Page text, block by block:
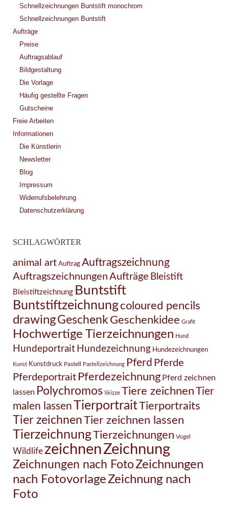
Schnellzeichnungen Buntstift monochrom
Schnellzeichnungen Buntstift
Aufträge
Preise
Auftragsablauf
Bildgestaltung
Die Vorlage
Häufig gestellte Fragen
Gutscheine
Freie Arbeiten
Informationen
Die Künstlerin
Newsletter
Blog
Impressum
Widerrufsbelehrung
Datenschutzerklärung
SCHLAGWÖRTER
animal art Auftrag Auftragszeichnung
Auftragszeichnungen Aufträge Bleistift
Bleistiftzeichnung Buntstift
Buntstiftzeichnungcoloured pencils
drawingGeschenk Geschenkidee Grafit
Hochwertige Tierzeichnungen Hund
Hundeportrait Hundezeichnung Hundezeichnungen
Kunst Kunstdruck Pastell Pastellzeichnung Pferd Pferde
Pferdeportrait Pferdezeichnung Pferd zeichnen
lassen Polychromos Skizze Tiere zeichnenTier
malen lassenTierportraitTierportraits
Tier zeichnenTier zeichnen lassen
TierzeichnungTierzeichnungen Vogel
Wildlife zeichnenZeichnung
Zeichnungen nach FotoZeichnungen
nach FotovorlageZeichnung nach
Foto